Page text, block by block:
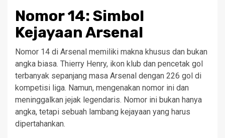
Nomor 14: Simbol
Kejayaan Arsenal
Nomor 14 di Arsenal memiliki makna khusus dan bukan
angka biasa. Thierry Henry, ikon klub dan pencetak gol
terbanyak sepanjang masa Arsenal dengan 226 gol di
kompetisi liga. Namun, mengenakan nomor ini dan
meninggalkan jejak legendaris. Nomor ini bukan hanya
angka, tetapi sebuah lambang kejayaan yang harus
dipertahankan.